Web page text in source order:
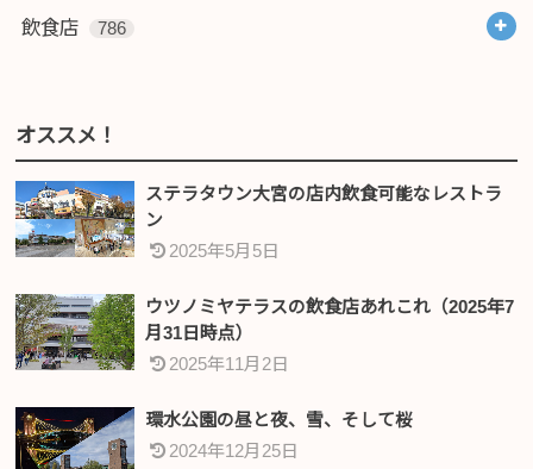
飲食店 786
オススメ！
ステラタウン大宮の店内飲食可能なレストラ
ン
2025年5月5日
ウツノミヤテラスの飲食店あれこれ（2025年7
月31日時点）
2025年11月2日
環水公園の昼と夜、雪、そして桜
2024年12月25日